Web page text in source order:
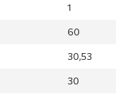
1
60
30,53
30